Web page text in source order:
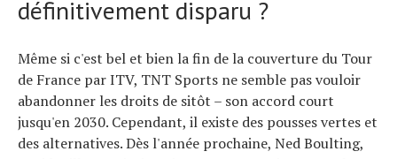
définitivement disparu ?
Même si c'est bel et bien la fin de la couverture du Tour
de France par ITV, TNT Sports ne semble pas vouloir
abandonner les droits de sitôt – son accord court
jusqu'en 2030. Cependant, il existe des pousses vertes et
des alternatives. Dès l'année prochaine, Ned Boulting,